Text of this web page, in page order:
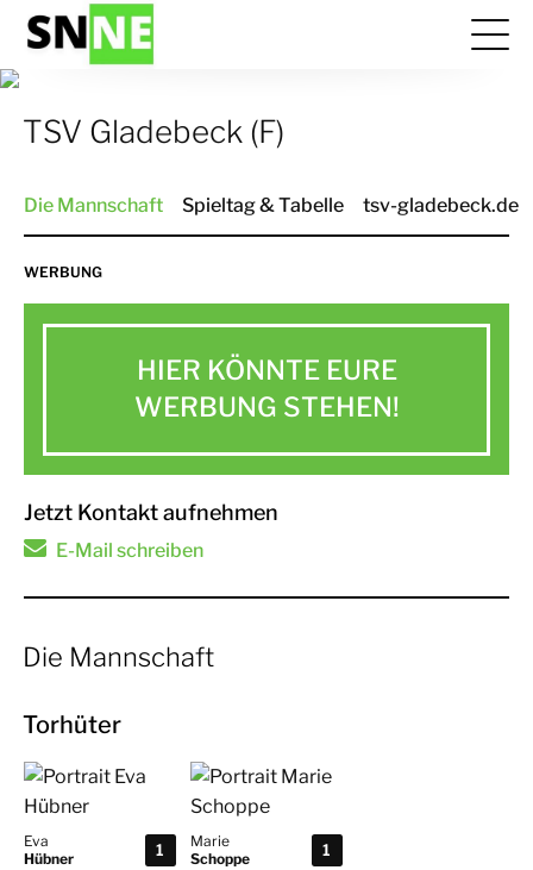
TSV Gladebeck (F)
WERBUNG
HIER KÖNNTE EURE
WERBUNG STEHEN!
Jetzt Kontakt aufnehmen
E-Mail schreiben
Die Mannschaft
Torhüter
Eva
Hübner
1
Marie
Schoppe
1
Die Mannschaft Spieltag & Tabelle tsv-gladebeck.de